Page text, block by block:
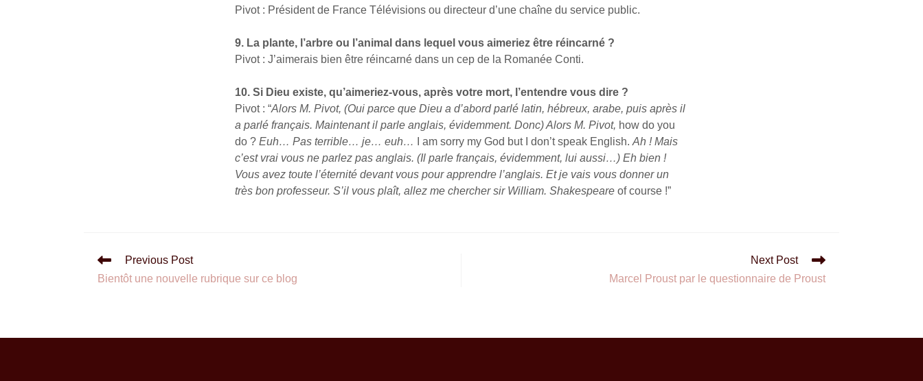
Pivot : Président de France Télévisions ou directeur d’une chaîne du service public.
9. La plante, l’arbre ou l’animal dans lequel vous aimeriez être réincarné ?
Pivot : J’aimerais bien être réincarné dans un cep de la Romanée Conti.
10. Si Dieu existe, qu’aimeriez-vous, après votre mort, l’entendre vous dire ?
Pivot : “Alors M. Pivot, (Oui parce que Dieu a d’abord parlé latin, hébreux, arabe, puis après il
a parlé français. Maintenant il parle anglais, évidemment. Donc) Alors M. Pivot, how do you
do ? Euh… Pas terrible… je… euh… I am sorry my God but I don’t speak English. Ah ! Mais
c’est vrai vous ne parlez pas anglais. (Il parle français, évidemment, lui aussi…) Eh bien !
Vous avez toute l’éternité devant vous pour apprendre l’anglais. Et je vais vous donner un
très bon professeur. S’il vous plaît, allez me chercher sir William. Shakespeare of course !”
Previous Post
Bientôt une nouvelle rubrique sur ce blog
Next Post
Marcel Proust par le questionnaire de Proust